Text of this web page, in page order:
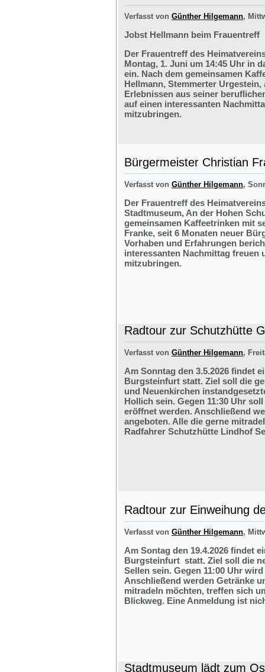
Verfasst von Günther Hilgemann,
Jobst Hellmann beim Frauentreff
Der Frauentreff des
Montag, 1. Juni um 14:45 Uhr in
ein. Nach dem gemeinsamen
Hellmann, Stemmerter
Erlebnissen aus seiner
auf einen interessanten
mitzubringen.
Bürgermeister Christian
Verfasst von Günther Hilgemann,
Der Frauentreff des
Stadtmuseum, An der Hohen
gemeinsamen Kaffeetrinken mit
Franke, seit 6 Monaten neuer
Vorhaben und Erfahrungen
interessanten Nachmittag freuen
mitzubringen.
Radtour zur Schutzhütte
Verfasst von Günther Hilgemann,
Am Sonntag den 3.5.2026 findet
Burgsteinfurt statt. Ziel soll die
und Neuenkirchen
Hollich sein. Gegen 11:30 Uhr
eröffnet werden. Anschließend
angeboten. Alle die gerne
Radfahrer Schutzhütte Lindhof
Radtour zur Einweihung
Verfasst von Günther Hilgemann,
Am Sontag den 19.4.2026 findet
Burgsteinfurt statt. Ziel soll die
Sellen sein. Gegen 11:00 Uhr
Anschließend werden Getränke
mitradeln möchten, treffen sich
Blickweg. Eine Anmeldung ist
Stadtmuseum lädt zum